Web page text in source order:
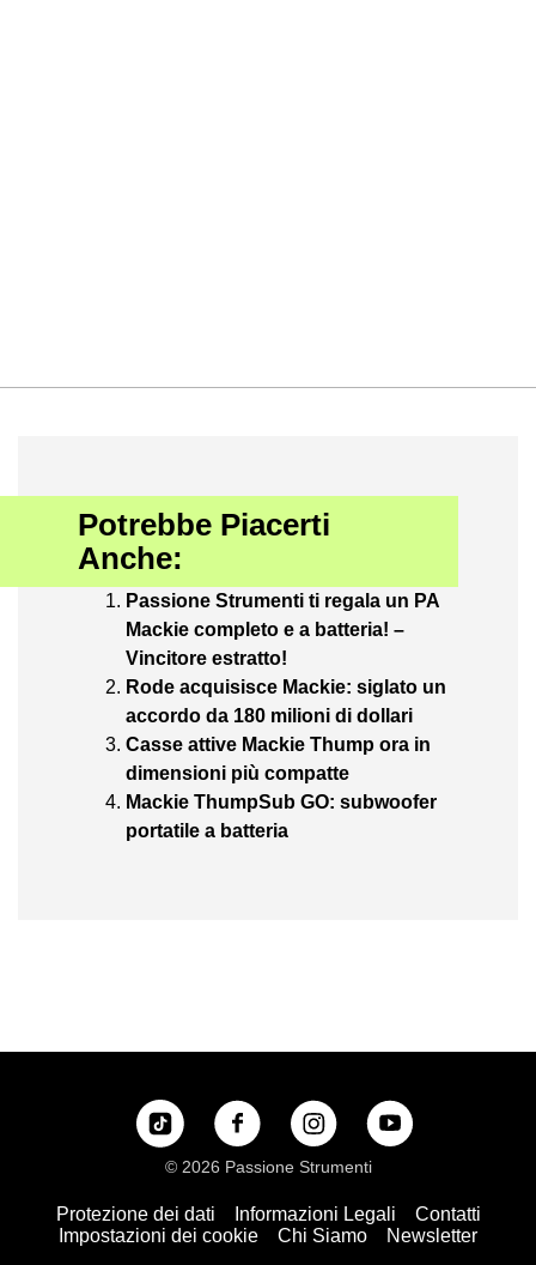
Potrebbe Piacerti
Anche:
Passione Strumenti ti regala un PA
Mackie completo e a batteria! –
Vincitore estratto!
Rode acquisisce Mackie: siglato un
accordo da 180 milioni di dollari
Casse attive Mackie Thump ora in
dimensioni più compatte
Mackie ThumpSub GO: subwoofer
portatile a batteria
Protezione dei dati Informazioni Legali
Contatti
Impostazioni dei cookie
Chi Siamo Newsletter
© 2026 Passione Strumenti